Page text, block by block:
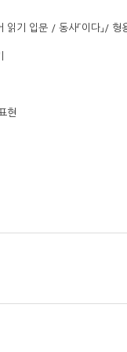
기 입문 / 동사「이다」/ 형
현